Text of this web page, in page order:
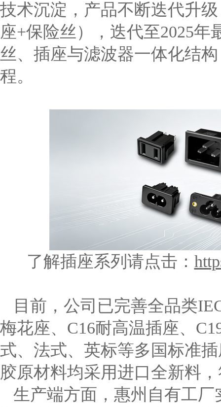
技术沉淀，产品不断迭代升
座+保险丝），迭代至2025
丝、插座与滤波器一体化结
程。
了解插座系列请点击：
目前，公司已完善全品类
梅花座、C16耐高温插座、
式、法式、英标等多国标准
胶原材料均采用进口全新料
生产端方面，惠州自有工厂